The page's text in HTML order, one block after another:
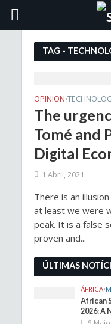
TAG -
OPINION•
The
Tomé and
Digital
1 Abril, 2021
There is an
at least we were
peak. It is a false
proven and...
ÚLTIMAS
ÁFRICA•
African
2026: A